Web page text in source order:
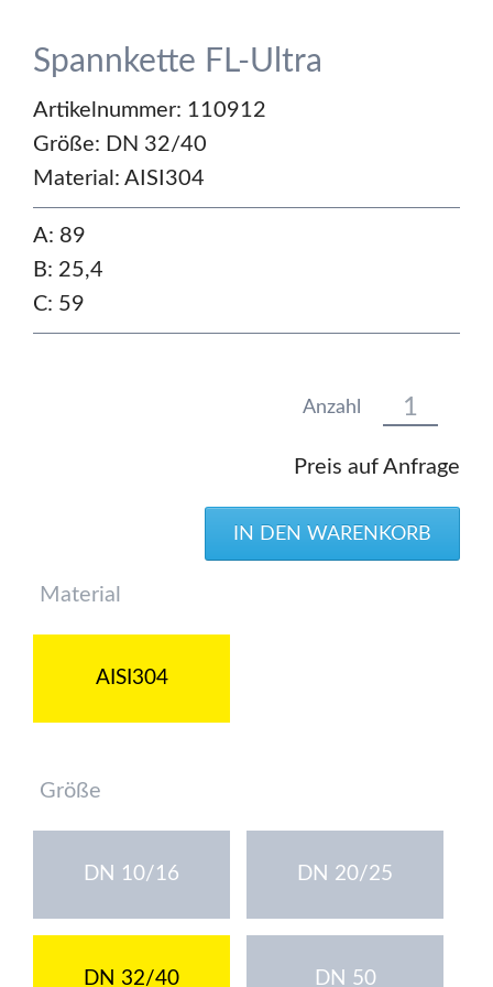
Spannkette FL-Ultra
Artikelnummer: 110912
Größe: DN 32/40
Material: AISI304
A: 89
B: 25,4
C: 59
Anzahl
Preis auf Anfrage
Pflichtfeld
Material
AISI304
Pflichtfeld
Größe
DN 10/16 DN 20/25
DN 32/40 DN 50